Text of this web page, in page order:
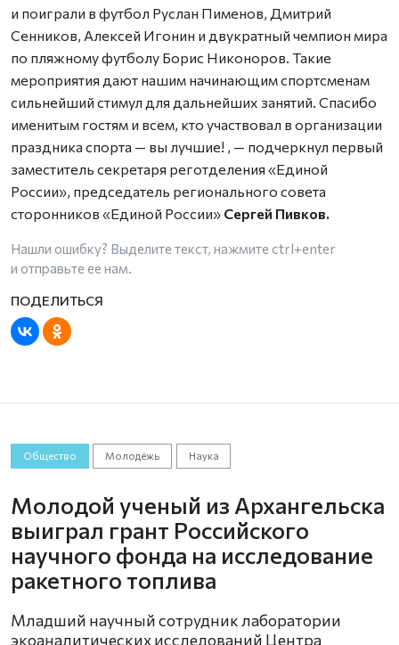
и поиграли в футбол Руслан Пименов, Дмитрий
Сенников, Алексей Игонин и двукратный чемпион мира
по пляжному футболу Борис Никоноров. Такие
мероприятия дают нашим начинающим спортсменам
сильнейший стимул для дальнейших занятий. Спасибо
именитым гостям и всем, кто участвовал в организации
праздника спорта — вы лучшие! , — подчеркнул первый
заместитель секретаря реготделения «Единой
России», председатель регионального совета
сторонников «Единой России» Сергей Пивков.
Нашли ошибку? Выделите текст, нажмите ctrl+enter
и отправьте ее нам.
Общество Молодёжь Наука
Молодой ученый из Архангельска
выиграл грант Российского
научного фонда на исследование
ракетного топлива
Младший научный сотрудник лаборатории
экоаналитических исследований Центра